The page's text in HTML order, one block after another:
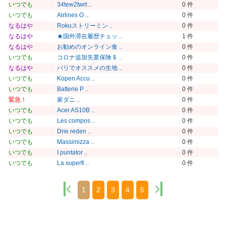
いつでも
34tew2twrt ..
0 件
いつでも
Airlines O ..
0 件
なるはや
Rokuストリーミン ..
0 件
なるはや
★国外滞在履歴チェッ ..
1 件
なるはや
お勧めのオンライン食 ..
0 件
いつでも
コロナ追加失業保険＄ ..
0 件
なるはや
パリでオススメの生地 ..
0 件
いつでも
Kopen Accu ..
0 件
いつでも
Batterie P ..
0 件
緊急！
家ダニ ..
0 件
いつでも
Acer AS10B ..
0 件
いつでも
Les compos ..
0 件
いつでも
Drie reden ..
0 件
いつでも
Massimizza ..
0 件
いつでも
I puntator ..
0 件
いつでも
La superfi .. 0 件
1 2 3 4 5